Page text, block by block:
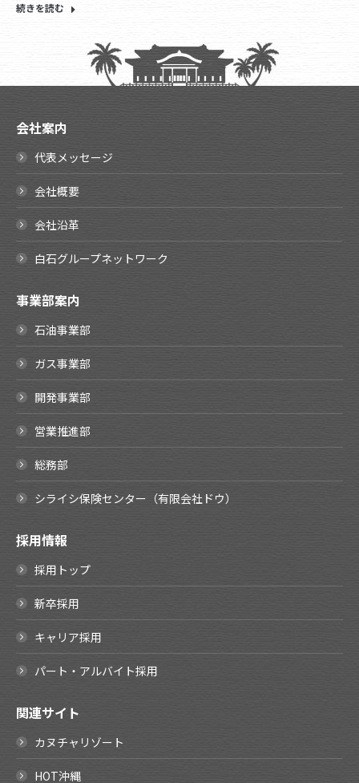
続きを読む
会社案内
代表メッセージ
会社概要
会社沿革
白石グループネットワーク
事業部案内
石油事業部
ガス事業部
開発事業部
営業推進部
総務部
シライシ保険センター（有限会社ドウ）
採用情報
採用トップ
新卒採用
キャリア採用
パート・アルバイト採用
関連サイト
カヌチャリゾート
HOT沖縄